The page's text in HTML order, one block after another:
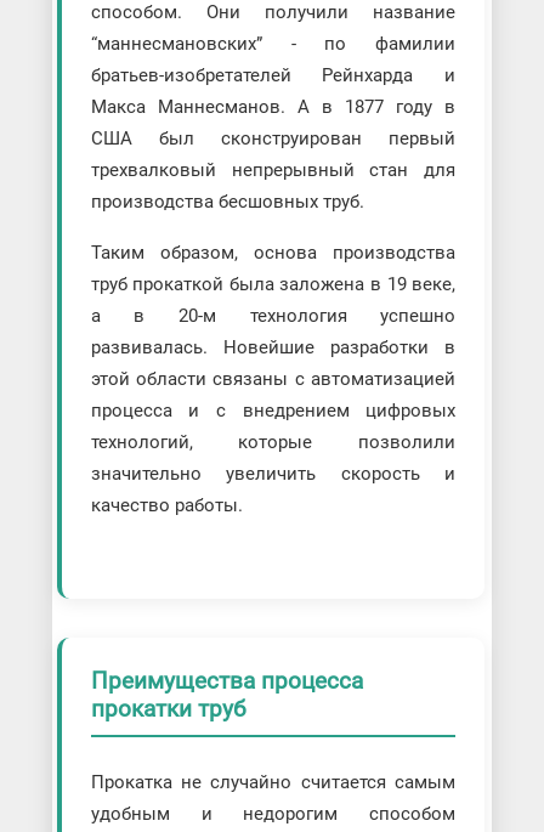
способом. Они получили название
“маннесмановских” - по фамилии
братьев-изобретателей Рейнхарда и
Макса Маннесманов. А в 1877 году в
США был сконструирован первый
трехвалковый непрерывный стан для
производства бесшовных труб.
Таким образом, основа производства
труб прокаткой была заложена в 19 веке,
а в 20-м технология успешно
развивалась. Новейшие разработки в
этой области связаны с автоматизацией
процесса и с внедрением цифровых
технологий, которые позволили
значительно увеличить скорость и
качество работы.
Преимущества процесса
прокатки труб
Прокатка не случайно считается самым
удобным и недорогим способом